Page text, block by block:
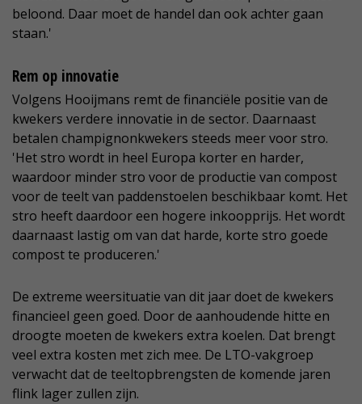
beloond. Daar moet de handel dan ook achter gaan
staan.'
Rem op innovatie
Volgens Hooijmans remt de financiële positie van de
kwekers verdere innovatie in de sector. Daarnaast
betalen champignonkwekers steeds meer voor stro.
'Het stro wordt in heel Europa korter en harder,
waardoor minder stro voor de productie van compost
voor de teelt van paddenstoelen beschikbaar komt. Het
stro heeft daardoor een hogere inkoopprijs. Het wordt
daarnaast lastig om van dat harde, korte stro goede
compost te produceren.'
De extreme weersituatie van dit jaar doet de kwekers
financieel geen goed. Door de aanhoudende hitte en
droogte moeten de kwekers extra koelen. Dat brengt
veel extra kosten met zich mee. De LTO-vakgroep
verwacht dat de teeltopbrengsten de komende jaren
flink lager zullen zijn.